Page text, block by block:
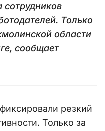
сотрудников
Только
области
сообщает
резкий
Только за